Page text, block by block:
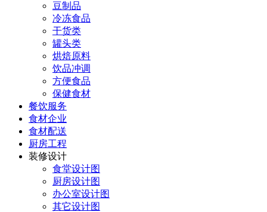
豆制品
冷冻食品
干货类
罐头类
烘焙原料
饮品冲调
方便食品
保健食材
餐饮服务
食材企业
食材配送
厨房工程
装修设计
食堂设计图
厨房设计图
办公室设计图
其它设计图